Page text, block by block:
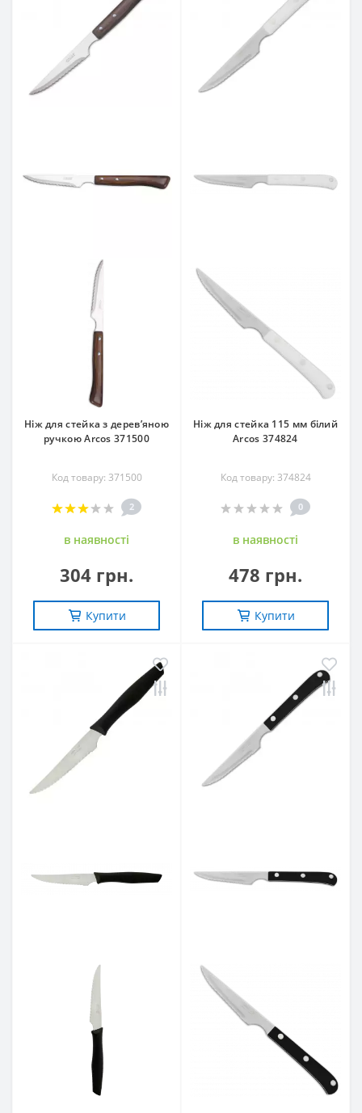
Ніж для стейка з дерев’яною
ручкою Arcos 371500
Код товару: 371500
2
в наявностi
304 грн.
Купити
Ніж для стейка 115 мм білий
Arcos 374824
Код товару: 374824
0
в наявностi
478 грн.
Купити